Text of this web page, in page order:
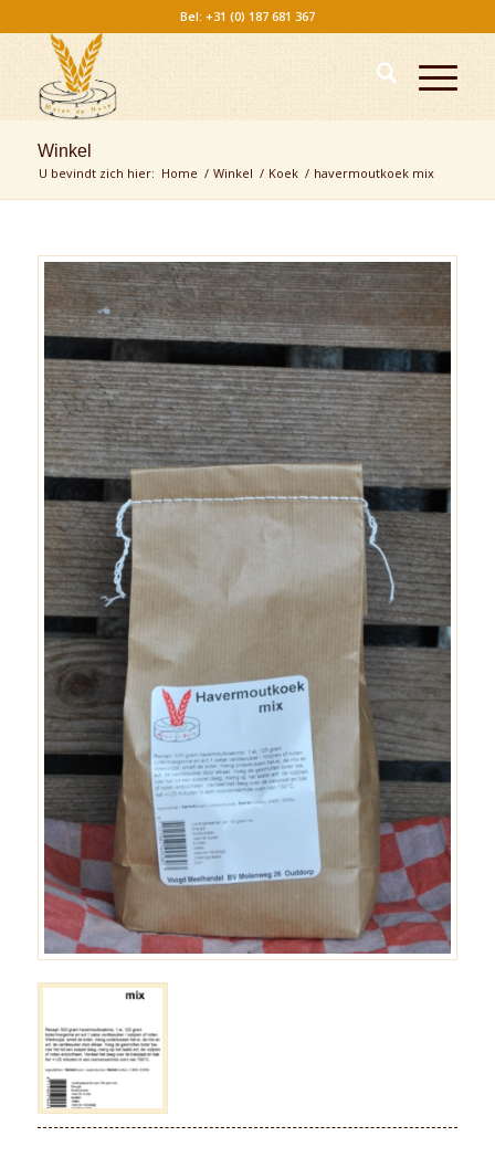
Bel: +31 (0) 187 681 367
Winkel
U bevindt zich hier: Home / Winkel / Koek / havermoutkoek mix